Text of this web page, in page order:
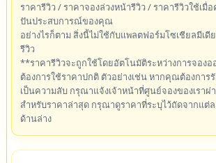
ราคารีวิว / ราคาจองล่วงหน้ารีวิว / ราคารีวิวใช้เ
ปันประสบการณ์ของคุณ
อย่างไรก็ตาม สิ่งนี้ไม่ใช้กับแพลตฟอร์มโซเชียลมีเ
รีวิว
**ราคารีวิวจะถูกใช้โดยอัตโนมัติระหว่างการจอง
ต้องการใช้ราคาปกติ ตัวอย่างเช่น หากคุณต้องการ
เป็นความลับ กรุณาแจ้งเจ้าหน้าที่ศูนย์จองของเรา
สำหรับราคาล่าสุด กรุณาดูราคาที่ระบุไว้ถัดจากแต่
ด้านล่าง